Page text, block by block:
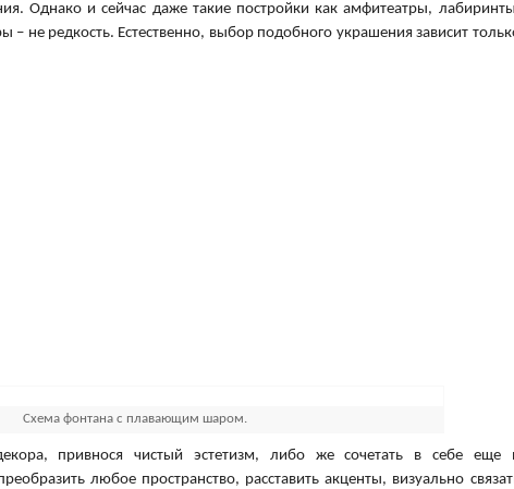
Однако и сейчас даже такие постройки как амфитеатры,
– не редкость. Естественно, выбор подобного украшения зависит
Схема фонтана с плавающим шаром.
привнося чистый эстетизм, либо же сочетать в себе еще
любое пространство, расставить акценты, визуально